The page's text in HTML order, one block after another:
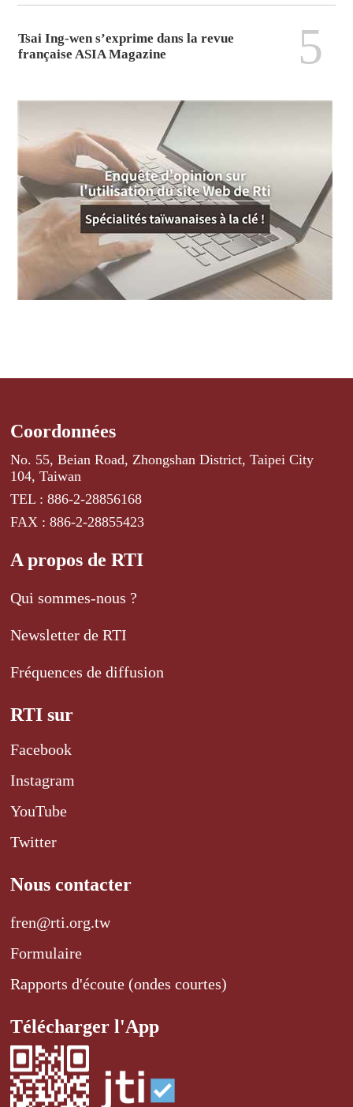
Tsai Ing-wen s’exprime dans la revue
française ASIA Magazine
5
Coordonnées
No. 55, Beian Road, Zhongshan District, Taipei City
104, Taiwan
TEL : 886-2-28856168
FAX : 886-2-28855423
A propos de RTI
Qui sommes-nous ?
Newsletter de RTI
Fréquences de diffusion
RTI sur
Facebook
Instagram
YouTube
Twitter
Nous contacter
fren@rti.org.tw
Formulaire
Rapports d'écoute (ondes courtes)
Télécharger l'App